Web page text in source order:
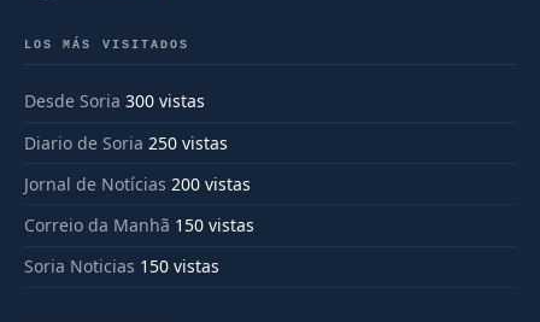
LOS MÁS VISITADOS
Desde Soria 300 vistas
Diario de Soria 250 vistas
Jornal de Notícias 200 vistas
Correio da Manhã 150 vistas
Soria Noticias 150 vistas